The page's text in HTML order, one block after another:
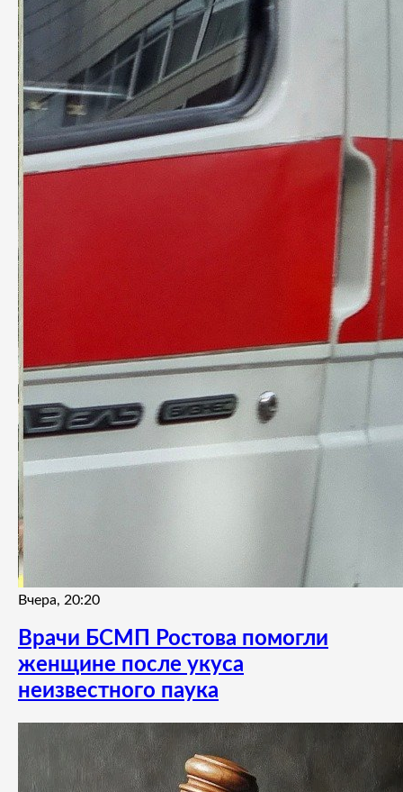
Вчера, 20:20
Врачи БСМП Ростова помогли
женщине после укуса
неизвестного паука